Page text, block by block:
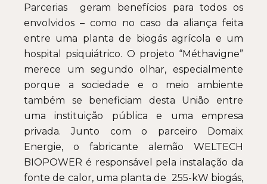
Parcerias geram benefícios para todos os
envolvidos – como no caso da aliança feita
entre uma planta de biogás agrícola e um
hospital psiquiátrico. O projeto “Méthavigne”
merece um segundo olhar, especialmente
porque a sociedade e o meio ambiente
também se beneficiam desta União entre
uma instituição pública e uma empresa
privada. Junto com o parceiro Domaix
Energie, o fabricante alemão WELTECH
BIOPOWER é responsável pela instalação da
fonte de calor, uma planta de 255-kW biogás,